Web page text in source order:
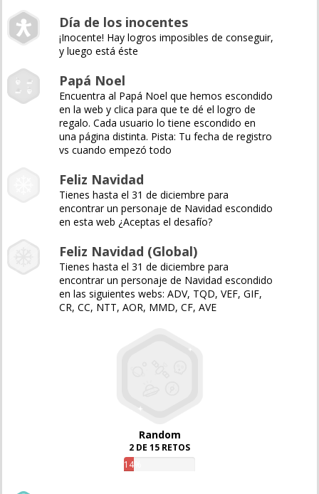
Día de los inocentes
¡Inocente! Hay logros imposibles de conseguir,
y luego está éste
Papá Noel
Encuentra al Papá Noel que hemos escondido
en la web y clica para que te dé el logro de
regalo. Cada usuario lo tiene escondido en
una página distinta. Pista: Tu fecha de registro
vs cuando empezó todo
Feliz Navidad
Tienes hasta el 31 de diciembre para
encontrar un personaje de Navidad escondido
en esta web ¿Aceptas el desafío?
Feliz Navidad (Global)
Tienes hasta el 31 de diciembre para
encontrar un personaje de Navidad escondido
en las siguientes webs: ADV, TQD, VEF, GIF,
CR, CC, NTT, AOR, MMD, CF, AVE
Random
2 DE 15 RETOS
14%